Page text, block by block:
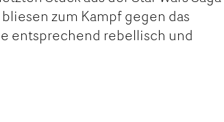
zum Kampf gegen das
entsprechend rebellisch und